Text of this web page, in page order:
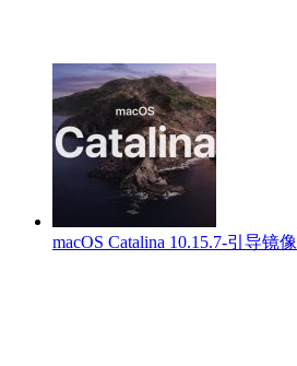
macOS Catalina 10.15.7-引导镜像